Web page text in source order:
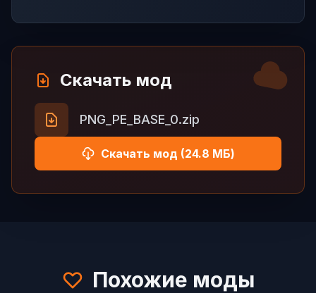
Скачать мод
PNG_PE_BASE_0.zip
Скачать мод (24.8 МБ)
Похожие моды